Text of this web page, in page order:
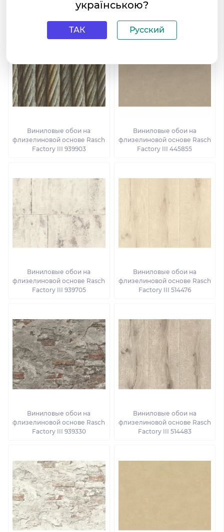
Factory III 940015
Factory III 475111
Виниловые обои на
флизелиновой основе Rasch
Factory III 939903
Виниловые обои на
флизелиновой основе Rasch
Factory III 445855
Виниловые обои на
флизелиновой основе Rasch
Factory III 939705
Виниловые обои на
флизелиновой основе Rasch
Factory III 514476
Виниловые обои на
флизелиновой основе Rasch
Factory III 939330
Виниловые обои на
флизелиновой основе Rasch
Factory III 514483
українською?
ТАК Русский